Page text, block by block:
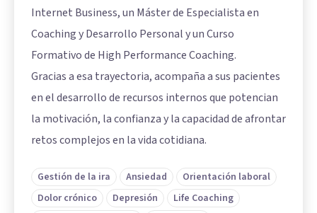
Internet Business, un Máster de Especialista en
Coaching y Desarrollo Personal y un Curso
Formativo de High Performance Coaching.
Gracias a esa trayectoria, acompaña a sus pacientes
en el desarrollo de recursos internos que potencian
la motivación, la confianza y la capacidad de afrontar
retos complejos en la vida cotidiana.
Gestión de la ira Ansiedad
Orientación laboral
Dolor crónico
Depresión
Life Coaching